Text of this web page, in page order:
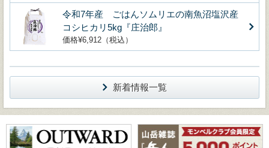
令和7年産 ごはんソムリエの南魚沼塩沢産
コシヒカリ5kg『庄治郎』
価格¥6,912（税込）
新着情報一覧